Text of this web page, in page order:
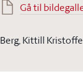
Gå til
Berg, Kittill